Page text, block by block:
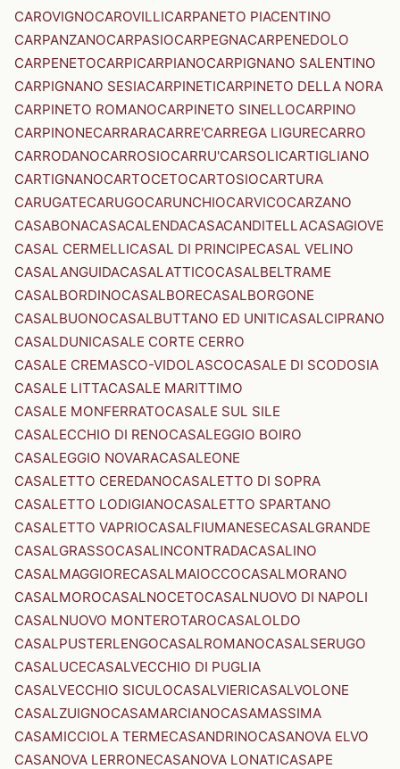
CAROVIGNOCAROVILLICARPANETO PIACENTINO
CARPANZANOCARPASIOCARPEGNACARPENEDOLO
CARPENETOCARPICARPIANOCARPIGNANO SALENTINO
CARPIGNANO SESIACARPINETICARPINETO DELLA NORA
CARPINETO ROMANOCARPINETO SINELLOCARPINO
CARPINONECARRARACARRE'CARREGA LIGURECARRO
CARRODANOCARROSIOCARRU'CARSOLICARTIGLIANO
CARTIGNANOCARTOCETOCARTOSIOCARTURA
CARUGATECARUGOCARUNCHIOCARVICOCARZANO
CASABONACASACALENDACASACANDITELLACASAGIOVE
CASAL CERMELLICASAL DI PRINCIPECASAL VELINO
CASALANGUIDACASALATTICOCASALBELTRAME
CASALBORDINOCASALBORECASALBORGONE
CASALBUONOCASALBUTTANO ED UNITICASALCIPRANO
CASALDUNICASALE CORTE CERRO
CASALE CREMASCO-VIDOLASCOCASALE DI SCODOSIA
CASALE LITTACASALE MARITTIMO
CASALE MONFERRATOCASALE SUL SILE
CASALECCHIO DI RENOCASALEGGIO BOIRO
CASALEGGIO NOVARACASALEONE
CASALETTO CEREDANOCASALETTO DI SOPRA
CASALETTO LODIGIANOCASALETTO SPARTANO
CASALETTO VAPRIOCASALFIUMANESECASALGRANDE
CASALGRASSOCASALINCONTRADACASALINO
CASALMAGGIORECASALMAIOCCOCASALMORANO
CASALMOROCASALNOCETOCASALNUOVO DI NAPOLI
CASALNUOVO MONTEROTAROCASALOLDO
CASALPUSTERLENGOCASALROMANOCASALSERUGO
CASALUCECASALVECCHIO DI PUGLIA
CASALVECCHIO SICULOCASALVIERICASALVOLONE
CASALZUIGNOCASAMARCIANOCASAMASSIMA
CASAMICCIOLA TERMECASANDRINOCASANOVA ELVO
CASANOVA LERRONECASANOVA LONATICASAPE